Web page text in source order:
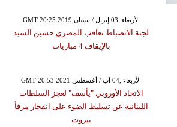
GMT 20:25 2019 الأربعاء ,03 إبريل / نيسان
لجنة الانضباط تعاقب المصري حسين السيد
بالإيقاف 4 مباريات
GMT 20:53 2021 الأربعاء ,04 آب / أغسطس
الاتحاد الأوروبي "يأسف" لعجز السلطات
اللبنانية عن تسليط الضوء على انفجار مرفأ
بيروت